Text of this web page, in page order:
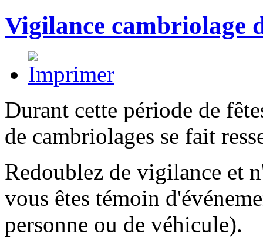
Vigilance cambriolage
Durant cette période de
de cambriolages se fait
Redoublez de vigilance et
vous êtes témoin
personne ou de véhicule).